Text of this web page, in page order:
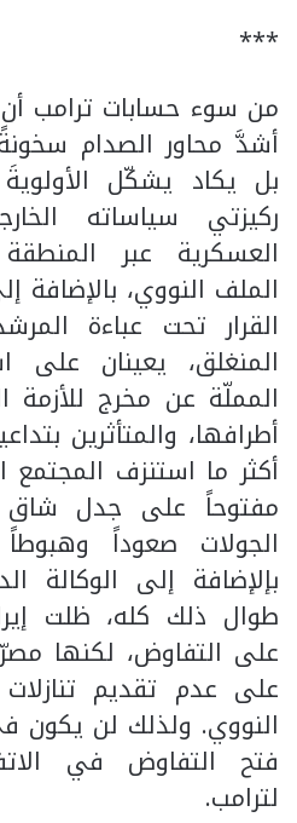
***
من سوء حسابات ترامب
أشدَّ محاور الصدام
بل يكاد يشكّل
ركيزتي سياساته
العسكرية عبر
الملف النووي،
القرار تحت عباءة
المنغلق، يعينان على
المملّة عن مخرج للأزمة
أطرافها، والمتأثرين
أكثر ما استنزف المجتمع
مفتوحاً على جدل شاق
الجولات صعوداً وهبوطاً
بإلإضافة إلى الوكالة
طوال ذلك كله، ظلت
على التفاوض، لكنها
على عدم تقديم
النووي. ولذلك لن يكون
فتح التفاوض في
لترامب.